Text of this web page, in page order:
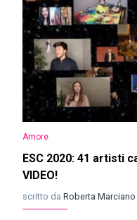
Amore
ESC 2020: 41 artisti
VIDEO!
scritto da Roberta Marciano